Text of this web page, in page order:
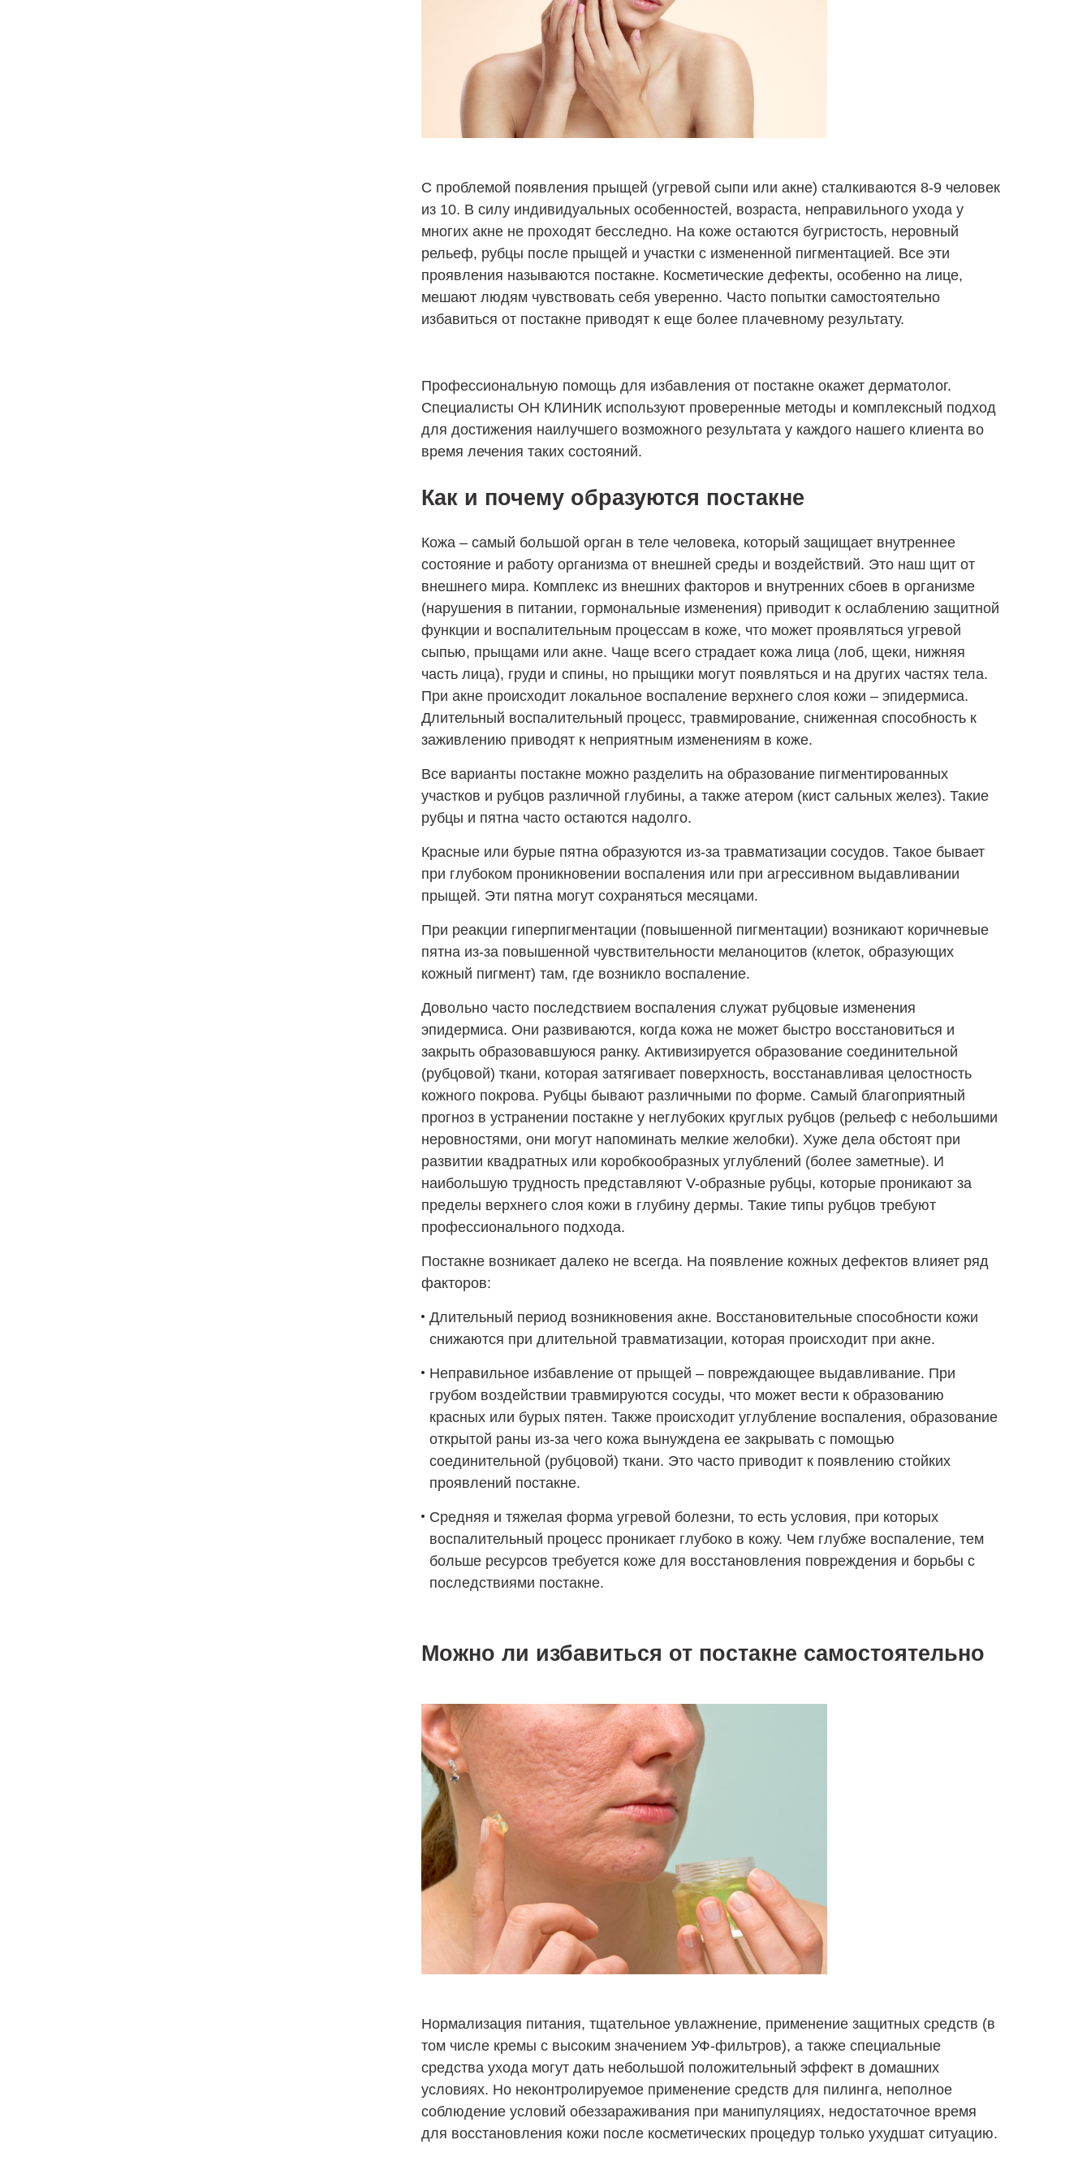
С проблемой появления прыщей (угревой сыпи или акне) сталкиваются 8-9 человек
из 10. В силу индивидуальных особенностей, возраста, неправильного ухода у
многих акне не проходят бесследно. На коже остаются бугристость, неровный
рельеф, рубцы после прыщей и участки с измененной пигментацией. Все эти
проявления называются постакне. Косметические дефекты, особенно на лице,
мешают людям чувствовать себя уверенно. Часто попытки самостоятельно
избавиться от постакне приводят к еще более плачевному результату.
Профессиональную помощь для избавления от постакне окажет дерматолог.
Специалисты ОН КЛИНИК используют проверенные методы и комплексный подход
для достижения наилучшего возможного результата у каждого нашего клиента во
время лечения таких состояний.
Как и почему образуются постакне
Кожа – самый большой орган в теле человека, который защищает внутреннее
состояние и работу организма от внешней среды и воздействий. Это наш щит от
внешнего мира. Комплекс из внешних факторов и внутренних сбоев в организме
(нарушения в питании, гормональные изменения) приводит к ослаблению защитной
функции и воспалительным процессам в коже, что может проявляться угревой
сыпью, прыщами или акне. Чаще всего страдает кожа лица (лоб, щеки, нижняя
часть лица), груди и спины, но прыщики могут появляться и на других частях тела.
При акне происходит локальное воспаление верхнего слоя кожи – эпидермиса.
Длительный воспалительный процесс, травмирование, сниженная способность к
заживлению приводят к неприятным изменениям в коже.
Все варианты постакне можно разделить на образование пигментированных
участков и рубцов различной глубины, а также атером (кист сальных желез). Такие
рубцы и пятна часто остаются надолго.
Красные или бурые пятна образуются из-за травматизации сосудов. Такое бывает
при глубоком проникновении воспаления или при агрессивном выдавливании
прыщей. Эти пятна могут сохраняться месяцами.
При реакции гиперпигментации (повышенной пигментации) возникают коричневые
пятна из-за повышенной чувствительности меланоцитов (клеток, образующих
кожный пигмент) там, где возникло воспаление.
Довольно часто последствием воспаления служат рубцовые изменения
эпидермиса. Они развиваются, когда кожа не может быстро восстановиться и
закрыть образовавшуюся ранку. Активизируется образование соединительной
(рубцовой) ткани, которая затягивает поверхность, восстанавливая целостность
кожного покрова. Рубцы бывают различными по форме. Самый благоприятный
прогноз в устранении постакне у неглубоких круглых рубцов (рельеф с небольшими
неровностями, они могут напоминать мелкие желобки). Хуже дела обстоят при
развитии квадратных или коробкообразных углублений (более заметные). И
наибольшую трудность представляют V-образные рубцы, которые проникают за
пределы верхнего слоя кожи в глубину дермы. Такие типы рубцов требуют
профессионального подхода.
Постакне возникает далеко не всегда. На появление кожных дефектов влияет ряд
факторов:
Длительный период возникновения акне. Восстановительные способности кожи
снижаются при длительной травматизации, которая происходит при акне.
Неправильное избавление от прыщей – повреждающее выдавливание. При
грубом воздействии травмируются сосуды, что может вести к образованию
красных или бурых пятен. Также происходит углубление воспаления, образование
открытой раны из-за чего кожа вынуждена ее закрывать с помощью
соединительной (рубцовой) ткани. Это часто приводит к появлению стойких
проявлений постакне.
Средняя и тяжелая форма угревой болезни, то есть условия, при которых
воспалительный процесс проникает глубоко в кожу. Чем глубже воспаление, тем
больше ресурсов требуется коже для восстановления повреждения и борьбы с
последствиями постакне.
Можно ли избавиться от постакне самостоятельно
Нормализация питания, тщательное увлажнение, применение защитных средств (в
том числе кремы с высоким значением УФ-фильтров), а также специальные
средства ухода могут дать небольшой положительный эффект в домашних
условиях. Но неконтролируемое применение средств для пилинга, неполное
соблюдение условий обеззараживания при манипуляциях, недостаточное время
для восстановления кожи после косметических процедур только ухудшат ситуацию.